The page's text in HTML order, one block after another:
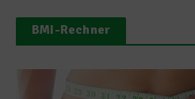
BMI-Rechner